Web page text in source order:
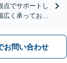
点でサポートし
広く承っており
お問い合わせ